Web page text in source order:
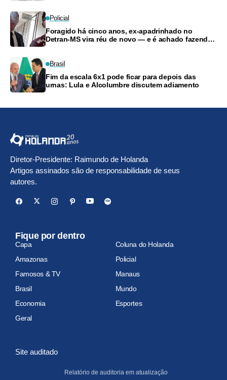
Policial
Foragido há cinco anos, ex-apadrinhado no
Detran-MS vira réu de novo — e é achado fazendo
Brasil
Fim da escala 6x1 pode ficar para depois das
urnas: Lula e Alcolumbre discutem adiamento
Diretor-Presidente: Raimundo de Holanda
Artigos assinados são de responsabilidade de seus
autores.
Fique por dentro
Capa
Coluna do Holanda
Amazonas
Policial
Famosos & TV
Manaus
Brasil
Mundo
Economia
Esportes
Geral
Site auditado
Relatório de auditoria em atualização